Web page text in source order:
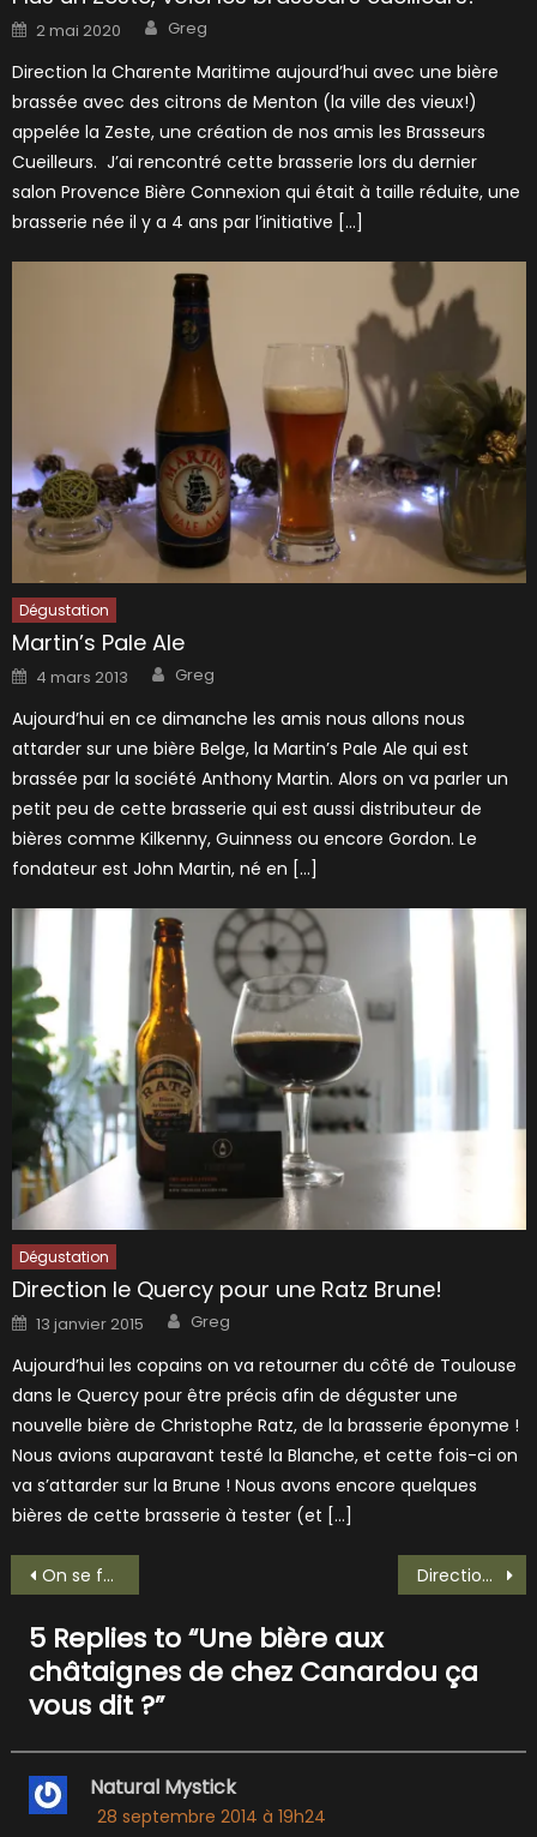
Posted
on
2 mai 2020 Author
Greg
Direction la Charente Maritime aujourd’hui avec une bière
brassée avec des citrons de Menton (la ville des vieux!)
appelée la Zeste, une création de nos amis les Brasseurs
Cueilleurs. J’ai rencontré cette brasserie lors du dernier
salon Provence Bière Connexion qui était à taille réduite, une
brasserie née il y a 4 ans par l’initiative […]
Dégustation
Martin’s Pale Ale
Posted
on
4 mars 2013 Author
Greg
Aujourd’hui en ce dimanche les amis nous allons nous
attarder sur une bière Belge, la Martin’s Pale Ale qui est
brassée par la société Anthony Martin. Alors on va parler un
petit peu de cette brasserie qui est aussi distributeur de
bières comme Kilkenny, Guinness ou encore Gordon. Le
fondateur est John Martin, né en […]
Dégustation
Direction le Quercy pour une Ratz Brune!
Posted
on
13 janvier 2015 Author
Greg
Aujourd’hui les copains on va retourner du côté de Toulouse
dans le Quercy pour être précis afin de déguster une
nouvelle bière de Christophe Ratz, de la brasserie éponyme !
Nous avions auparavant testé la Blanche, et cette fois-ci on
va s’attarder sur la Brune ! Nous avons encore quelques
bières de cette brasserie à tester (et […]
Navigation
de
l’article
On se fait plaisir avec une Hopus Primeur 2013 Direction le Tarn pour une Libertine de la brasserie des vignes!
5 Replies to “Une bière aux
châtaignes de chez Canardou ça
vous dit ?”
Natural Mystick
28 septembre 2014 à 19h24